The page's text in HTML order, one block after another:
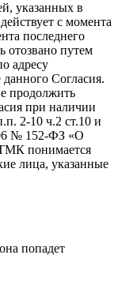
указанных в
с момента
последнего
отозвано путем
адресу
Согласия.
продолжить
при наличии
2-10 ч.2 ст.10 и
№ 152-ФЗ «О
понимается
лица, указанные
попадет